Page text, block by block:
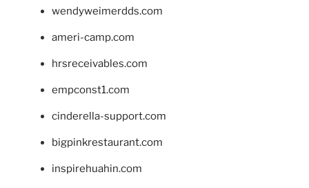
wendyweimerdds.com
ameri-camp.com
hrsreceivables.com
empconst1.com
cinderella-support.com
bigpinkrestaurant.com
inspirehuahin.com